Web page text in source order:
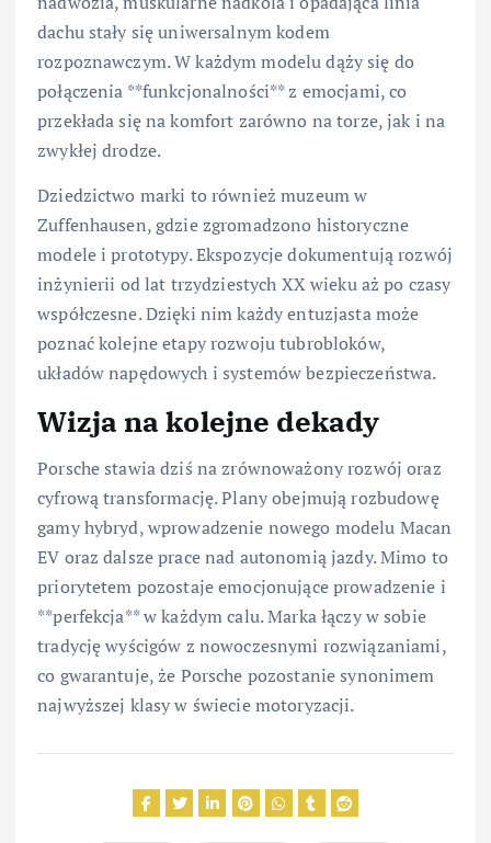
dachu stały się uniwersalnym kodem
rozpoznawczym. W każdym modelu dąży się do
połączenia **funkcjonalności** z emocjami, co
przekłada się na komfort zarówno na torze, jak i na
zwykłej drodze.
Dziedzictwo marki to również muzeum w
Zuffenhausen, gdzie zgromadzono historyczne
modele i prototypy. Ekspozycje dokumentują rozwój
inżynierii od lat trzydziestych XX wieku aż po czasy
współczesne. Dzięki nim każdy entuzjasta może
poznać kolejne etapy rozwoju tubrobloków,
układów napędowych i systemów bezpieczeństwa.
Wizja na kolejne dekady
Porsche stawia dziś na zrównoważony rozwój oraz
cyfrową transformację. Plany obejmują rozbudowę
gamy hybryd, wprowadzenie nowego modelu Macan
EV oraz dalsze prace nad autonomią jazdy. Mimo to
priorytetem pozostaje emocjonujące prowadzenie i
**perfekcja** w każdym calu. Marka łączy w sobie
tradycję wyścigów z nowoczesnymi rozwiązaniami,
co gwarantuje, że Porsche pozostanie synonimem
najwyższej klasy w świecie motoryzacji.